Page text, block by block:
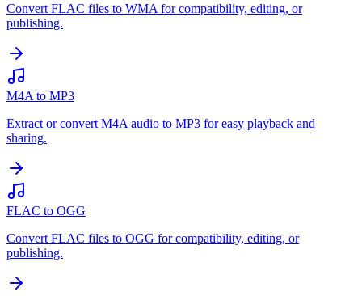
Convert FLAC files to WMA for compatibility, editing, or
publishing.
M4A to MP3
Extract or convert M4A audio to MP3 for easy playback and
sharing.
FLAC to OGG
Convert FLAC files to OGG for compatibility, editing, or
publishing.